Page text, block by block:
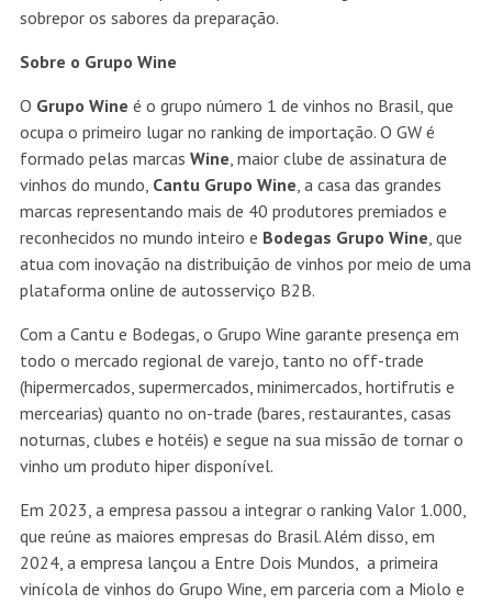
sobrepor os sabores da preparação.
Sobre o Grupo Wine
O Grupo Wine é o grupo número 1 de vinhos no Brasil, que
ocupa o primeiro lugar no ranking de importação. O GW é
formado pelas marcas Wine, maior clube de assinatura de
vinhos do mundo, Cantu Grupo Wine, a casa das grandes
marcas representando mais de 40 produtores premiados e
reconhecidos no mundo inteiro e Bodegas Grupo Wine, que
atua com inovação na distribuição de vinhos por meio de uma
plataforma online de autosserviço B2B.
Com a Cantu e Bodegas, o Grupo Wine garante presença em
todo o mercado regional de varejo, tanto no off-trade
(hipermercados, supermercados, minimercados, hortifrutis e
mercearias) quanto no on-trade (bares, restaurantes, casas
noturnas, clubes e hotéis) e segue na sua missão de tornar o
vinho um produto hiper disponível.
Em 2023, a empresa passou a integrar o ranking Valor 1.000,
que reúne as maiores empresas do Brasil. Além disso, em
2024, a empresa lançou a Entre Dois Mundos, a primeira
vinícola de vinhos do Grupo Wine, em parceria com a Miolo e